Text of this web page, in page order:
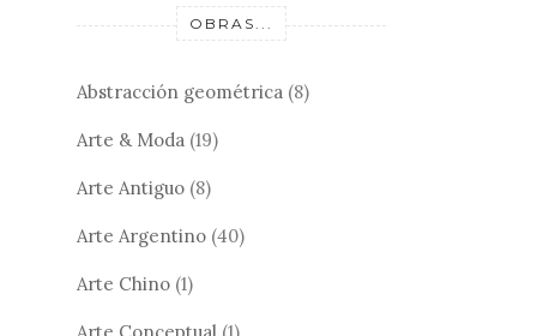
OBRAS...
Abstracción geométrica (8)
Arte & Moda (19)
Arte Antiguo (8)
Arte Argentino (40)
Arte Chino (1)